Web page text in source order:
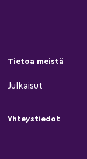
Tietoa meistä
Julkaisut
Yhteystiedot